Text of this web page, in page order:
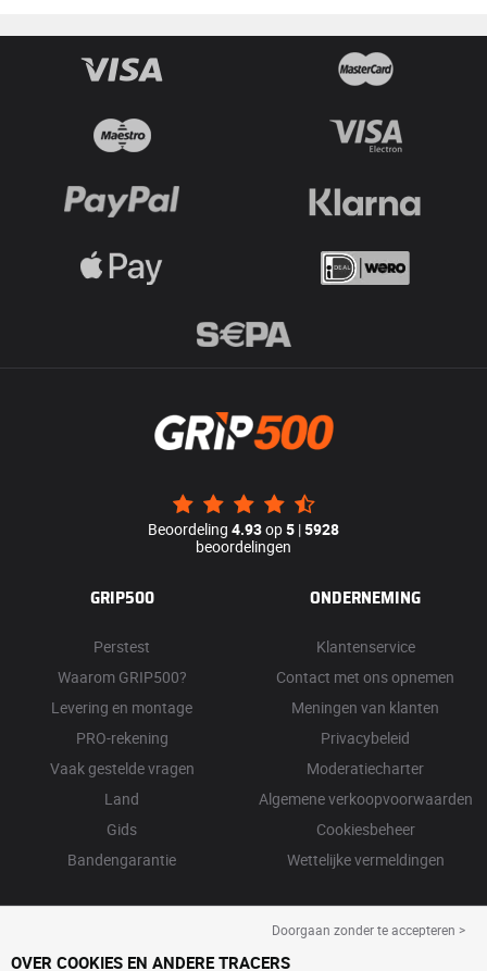
Beoordeling 4.93op5 |5928
beoordelingen
GRIP500
Perstest
Waarom GRIP500?
Levering en montage
PRO-rekening
Vaak gestelde vragen
Land
Gids
Bandengarantie
ONDERNEMING
Klantenservice
Contact met ons opnemen
Meningen van klanten
Privacybeleid
Moderatiecharter
Algemene verkoopvoorwaarden
Cookiesbeheer
Wettelijke vermeldingen
Doorgaan zonder te accepteren >
OVER COOKIES EN ANDERE TRACERS